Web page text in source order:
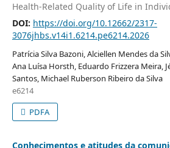
Health-Related Quality of Life in
DOI: https://doi.org/10.12662/2317-
3076jhbs.v14i1.6214.pe6214.2026
Patrícia Silva Bazoni, Alciellen Mendes da
Ana Luísa Horsth, Eduardo Frizzera Meira,
Santos, Michael Ruberson Ribeiro da Silva
e6214
PDFA
Conhecimentos e atitudes da